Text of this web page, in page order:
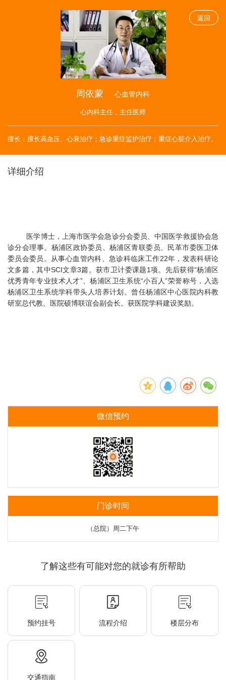
返回
周依蒙 心血管内科
心内科主任，主任医师
擅长：擅长高血压、心衰治疗；急诊重症监护治疗；重症心脏介入治疗。
详细介绍
医学博士，上海市医学会急诊分会委员、中国医学救援协会急
诊分会理事。杨浦区政协委员、杨浦区青联委员、民革市委医卫体
委员会委员。从事心血管内科、急诊科临床工作22年，发表科研论
文多篇，其中SCI文章3篇。获市卫计委课题1项。先后获得“杨浦区
优秀青年专业技术人才”、杨浦区卫生系统“小百人”荣誉称号，入选
杨浦区卫生系统学科带头人培养计划。曾任杨浦区中心医院内科教
研室总代教、医院硕博联谊会副会长。获医院学科建设奖励。
微信预约
门诊时间
（总院）周二下午
了解这些有可能对您的就诊有所帮助
预约挂号 流程介绍 楼层分布
交通指南